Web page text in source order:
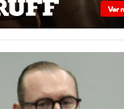
STF: Ministro
vota para
proíbe atletas
competições de